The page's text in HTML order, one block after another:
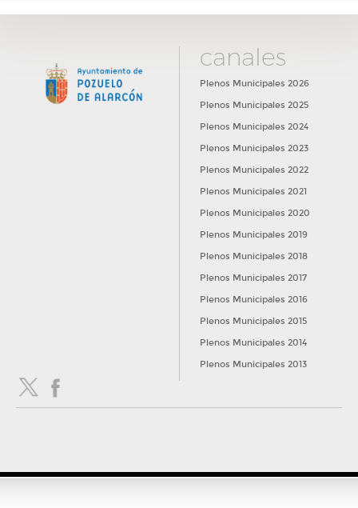
canales
Plenos Municipales 2026
Plenos Municipales 2025
Plenos Municipales 2024
Plenos Municipales 2023
Plenos Municipales 2022
Plenos Municipales 2021
Plenos Municipales 2020
Plenos Municipales 2019
Plenos Municipales 2018
Plenos Municipales 2017
Plenos Municipales 2016
Plenos Municipales 2015
Plenos Municipales 2014
Plenos Municipales 2013